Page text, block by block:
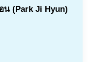
น (Park Ji Hyun)